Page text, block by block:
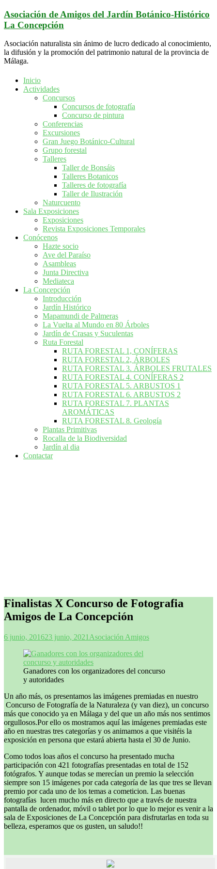
Saltar
al
contenido
Asociación de Amigos del Jardín Botánico-Histórico
La Concepción
Asociación naturalista sin ánimo de lucro dedicado al conocimiento,
la difusión y la promoción del patrimonio natural de la provincia de
Málaga.
Inicio
Actividades
Concursos
Concursos de fotografía
Concurso de pintura
Conferencias
Excursiones
Gran Juego Botánico-Cultural
Grupo forestal
Talleres
Taller de Bonsáis
Talleres Botanicos
Talleres de fotografía
Taller de Ilustración
Naturcuento
Sala Exposiciones
Exposiciones
Revista Exposiciones Temporales
Conócenos
Hazte socio
Ave del Paraíso
Asambleas
Junta Directiva
Mediateca
La Concepción
Introducción
Jardín Histórico
Mapamundi de Palmeras
La Vuelta al Mundo en 80 Árboles
Jardín de Crasas y Suculentas
Ruta Forestal
RUTA FORESTAL 1, CONÍFERAS
RUTA FORESTAL 2, ÁRBOLES
RUTA FORESTAL 3. ÁRBOLES FRUTALES
RUTA FORESTAL 4. CONÍFERAS 2
RUTA FORESTAL 5. ARBUSTOS 1
RUTA FORESTAL 6. ARBUSTOS 2
RUTA FORESTAL 7. PLANTAS
AROMÁTICAS
RUTA FORESTAL 8. Geología
Plantas Primitivas
Rocalla de la Biodiversidad
Jardín al dia
Contactar
Finalistas X Concurso de Fotografia
Amigos de La Concepción
6 junio, 201623 junio, 2021 Asociación Amigos
Ganadores con los organizadores del concurso
y autoridades
Un año más, os presentamos las imágenes premiadas en nuestro
Concurso de Fotografía de la Naturaleza (y van diez), un concurso
más que conocido ya en Málaga y del que un año más nos sentimos
orgullosos.Por ello os mostramos aquí las imágenes premiadas este
año en nuestras tres categorías y os animamos a que visitéis la
exposición en persona que estará abierta hasta el 30 de Junio.
Como todos loas años el concurso ha presentado mucha
participación con 421 fotografías presentadas en total de 152
fotógrafos. Y aunque todas se merecían un premio la selección
siempre son 15 imágenes por cada categoría de las que tres se llevan
premio por cada uno de los temas a cometicion. Las buenas
fotografías lucen mucho más en directo que a través de nuestra
pantalla de ordenador, móvil o tablet por lo que lo mejor es venir a la
sala de Exposiciones de La Concepción para disfrutarlas en toda su
belleza, esperamos que os gusten, un saludo!!